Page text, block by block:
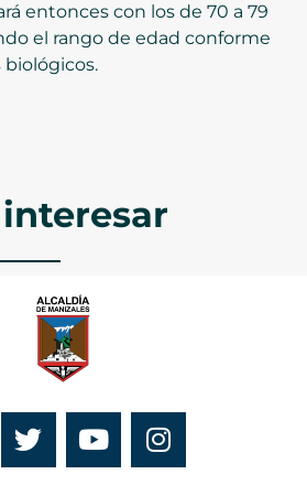
entonces con los de 70 a 79
el rango de edad conforme
biológicos.